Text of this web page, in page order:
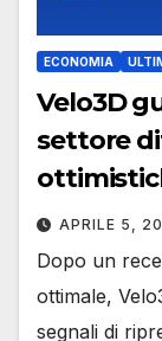
ECONOMIA
Velo3D
settore
APRILE 5,
Dopo un
ottimale,
segnali di